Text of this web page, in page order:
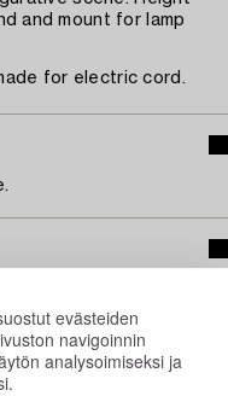
evästeiden
navigoinnin
analysoimiseksi ja
and mount for lamp
for electric cord.
kohteita